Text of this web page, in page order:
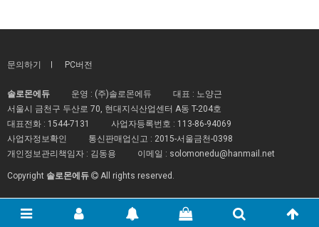
문의하기 PC버전
솔로몬에듀 운영 : (주)솔로몬에듀
대표 : 노양근
서울시 금천구 두산로 70, 현대지식산업센터 A동 T-204호
대표전화 : 1544-7131 사업자등록번호 : 113-86-94069
사업자정보확인
통신판매업신고 : 2015-서울금천-0398
개인정보관리책임자 : 김동용
이메일 : solomonedu@hanmail.net
Copyright 솔로몬에듀 All rights reserved.